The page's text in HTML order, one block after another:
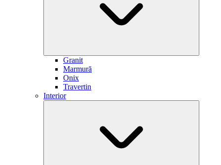
Granit
Marmură
Onix
Travertin
Interior